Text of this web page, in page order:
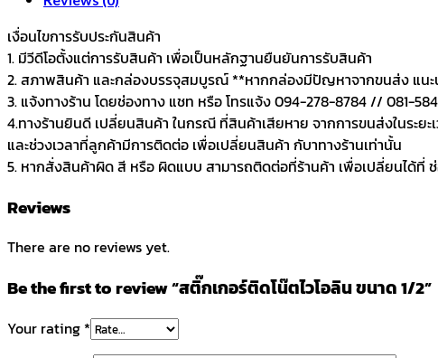
เงื่อนไขการรับประกันสินค้า
1. มีวีดีโอตั้งแต่การรับสินค้า เพื่อเป็นหลักฐานยืนยันการรับสินค้า
2. สภาพสินค้า และกล่องบรรจุสมบูรณ์ **หากกล่องมีปัญหาจากขนส่ง แนะ
3. แจ้งทางร้าน โดยช่องทาง แชท หรือ โทรแจ้ง 094-278-8784 // 081-
4.ทางร้านยินดี เปลี่ยนสินค้า ในกรณี ที่สินค้าเสียหาย จากการขนส่งในระย
และช่วงเวลาที่ลูกค้ามีการติดต่อ เพื่อเปลี่ยนสินค้า กับาทางร้านเท่านั้น
5. หากสั่งสินค้าผิด สี หรือ ผิดแบบ สามารถติดต่อที่ร้านค้า เพื่อเปลี่ยนได้ที่
Reviews
There are no reviews yet.
Be the first to review “สติ๊กเกอร์ติดโน๊ตไวโอลิน ขนาด 1/2”
Your rating *